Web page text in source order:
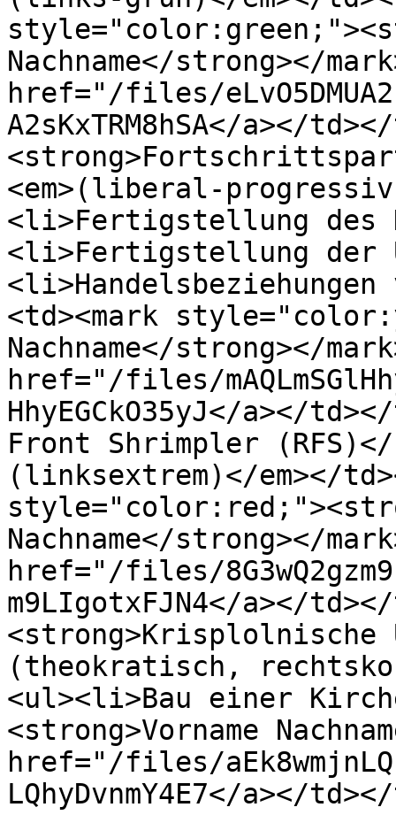
Nachname</strong></
href="/files/
A2sKxTRM8hSA</a></
<em>(liberal-
<li>Fertigstellung des
<li>Fertigstellung
<td><mark
Nachname</strong></
href="/files/
HhyEGCkO35yJ</a></
Front Shrimpler (RFS)</
(linksextrem)</em></
Nachname</strong></
href="/files/
m9LIgotxFJN4</a></
<strong>Krisplolnische
(theokratisch,
<ul><li>Bau einer
<strong>Vorname
href="/files/
LQhyDvnmY4E7</a></